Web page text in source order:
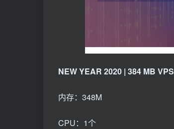
NEW YEAR 2020 | 384 MB VPS
内存：348M
CPU：1个